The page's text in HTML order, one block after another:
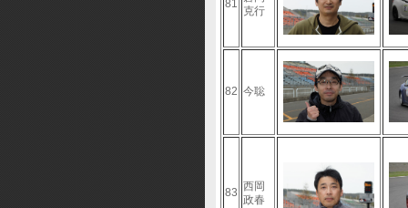
81
克行
82 今聡
83 西岡
政春